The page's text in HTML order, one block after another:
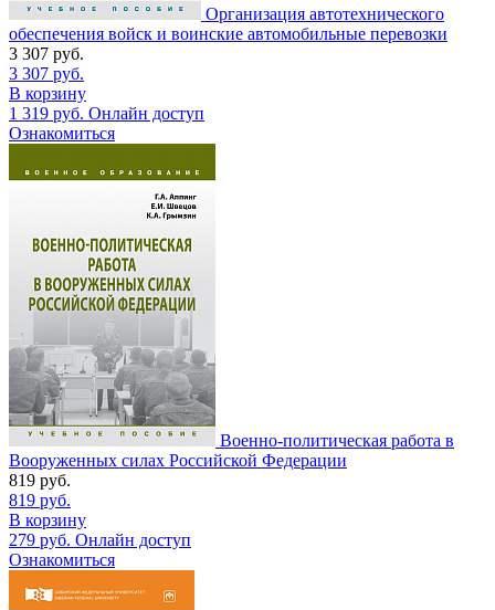
Организация автотехнического
обеспечения войск и воинские автомобильные перевозки
3 307 руб.
3 307 руб.
В корзину
1 319 руб. Онлайн доступ
Ознакомиться
Военно-политическая работа в
Вооруженных силах Российской Федерации
819 руб.
819 руб.
В корзину
279 руб. Онлайн доступ
Ознакомиться